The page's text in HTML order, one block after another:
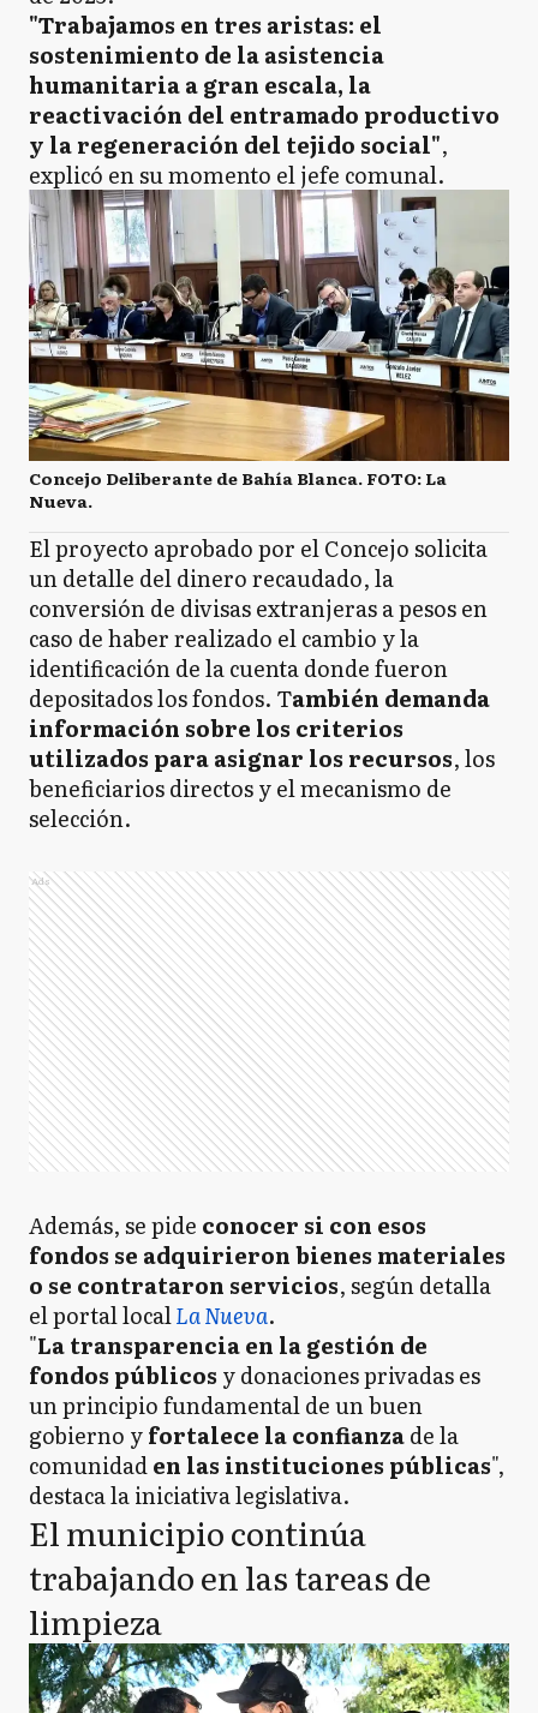
"Trabajamos en tres aristas: el
sostenimiento de la asistencia
humanitaria a gran escala, la
reactivación del entramado productivo
y la regeneración del tejido social",
explicó en su momento el jefe comunal.
Concejo Deliberante de Bahía Blanca. FOTO: La
Nueva.
El proyecto aprobado por el Concejo solicita
un detalle del dinero recaudado, la
conversión de divisas extranjeras a pesos en
caso de haber realizado el cambio y la
identificación de la cuenta donde fueron
depositados los fondos. También demanda
información sobre los criterios
utilizados para asignar los recursos, los
beneficiarios directos y el mecanismo de
selección.
Ads
Además, se pide conocer si con esos
fondos se adquirieron bienes materiales
o se contrataron servicios, según detalla
el portal localLa Nueva.
"La transparencia en la gestión de
fondos públicos y donaciones privadas es
un principio fundamental de un buen
gobierno yfortalece la confianzade la
comunidaden las instituciones públicas",
destaca la iniciativa legislativa.
El municipio continúa
trabajando en las tareas de
limpieza